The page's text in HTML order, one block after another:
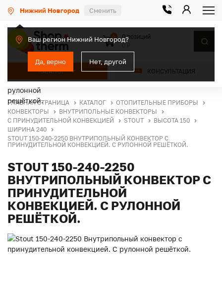
Нижний Новгород Сменить
Ваш регион Нижний Новгород?
Да, верно Нет, другой
КАТАЛОГ КОНСУЛЬТАЦИЯ
0
0 позиций
ГЛАВНАЯ СТРАНИЦА КАТАЛОГ
ОТОПИТЕЛЬНЫЕ ПРИБОРЫ
КОНВЕКТОРЫ
ВНУТРИПОЛЬНЫЕ КОНВЕКТОРЫ
С ПРИНУДИТЕЛЬНОЙ КОНВЕКЦИЕЙ
STOUT
ВЫСОТА 150
ШИРИНА 240
STOUT 150-240-2250 ВНУТРИПОЛЬНЫЙ КОНВЕКТОР С
ПРИНУДИТЕЛЬНОЙ КОНВЕКЦИЕЙ. С РУЛОННОЙ РЕШЁТКОЙ.
STOUT 150-240-2250
ВНУТРИПОЛЬНЫЙ КОНВЕКТОР С
ПРИНУДИТЕЛЬНОЙ
КОНВЕКЦИЕЙ. С РУЛОННОЙ
РЕШЁТКОЙ.